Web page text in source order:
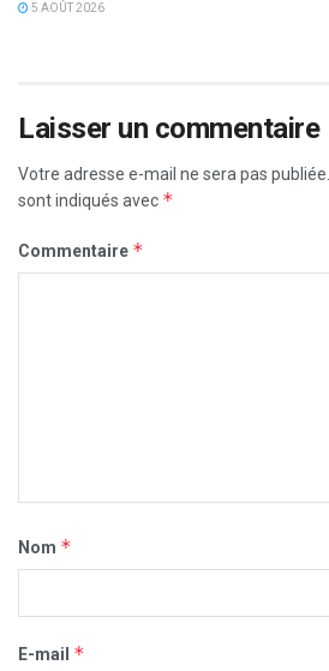
5 AOÛT 2026
Laisser un commentaire
Votre adresse e-mail ne sera pas publiée.
sont indiqués avec *
Commentaire *
Nom *
E-mail *